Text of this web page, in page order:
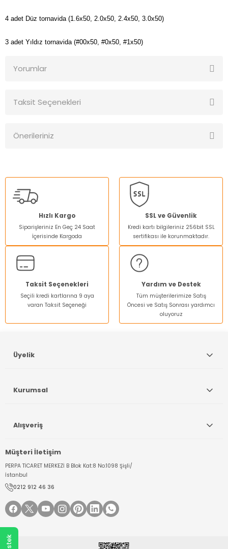
4 adet Düz tornavida (1.6x50, 2.0x50, 2.4x50, 3.0x50)
3 adet Yıldız tornavida (#00x50, #0x50, #1x50)
Yorumlar
Taksit Seçenekleri
Önerileriniz
kullanarak tarafımıza iletebilirsiniz.
Görüş ve önerileriniz için teşekkür ederiz.
Ürün resmi kalitesiz, bozuk veya görüntülenemiyor.
Ürün açıklamasında eksik bilgiler bulunuyor.
Ürün bilgilerinde hatalar bulunuyor.
Ürün fiyatı diğer sitelerden daha pahalı.
Bu ürüne benzer farklı alternatifler olmalı.
Hızlı Kargo
Siparişleriniz En Geç 24 Saat
İçerisinde Kargoda
SSL ve Güvenlik
Kredi kartı bilgileriniz 256bit SSL
sertifikası ile korunmaktadır.
Taksit Seçenekleri
Seçili kredi kartlarına 9 aya
varan Taksit Seçeneği
Yardım ve Destek
Tüm müşterilerimize Satış
Öncesi ve Satış Sonrası yardımcı
oluyoruz
Müşteri İletişim
PERPA TİCARET MERKEZİ B Blok Kat:8 No:1098 Şişli/
İstanbul
0212 912 46 36
Üyelik
Kurumsal
Alışveriş